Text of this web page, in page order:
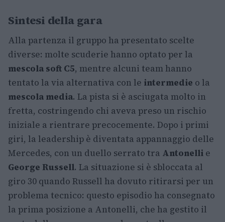
Sintesi della gara
Alla partenza il gruppo ha presentato scelte
diverse: molte scuderie hanno optato per la
mescola soft C5, mentre alcuni team hanno
tentato la via alternativa con le intermedie o la
mescola media. La pista si è asciugata molto in
fretta, costringendo chi aveva preso un rischio
iniziale a rientrare precocemente. Dopo i primi
giri, la leadership è diventata appannaggio delle
Mercedes, con un duello serrato tra Antonelli e
George Russell. La situazione si è sbloccata al
giro 30 quando Russell ha dovuto ritirarsi per un
problema tecnico: questo episodio ha consegnato
la prima posizione a Antonelli, che ha gestito il